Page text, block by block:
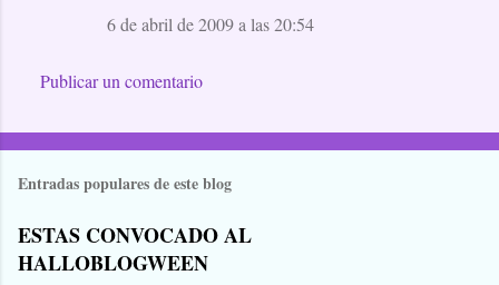
6 de abril de 2009 a las 20:54
Publicar un comentario
Entradas populares de este blog
ESTAS CONVOCADO AL
HALLOBLOGWEEN